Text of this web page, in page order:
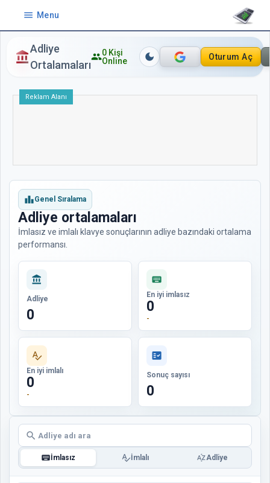
menu Menu
account_balance
Adliye
Ortalamaları
people0 Kişi
Online
dark_mode Oturum Aç
Reklam Alanı
leaderboardGenel Sıralama
Adliye ortalamaları
İmlasız ve imlalı klavye sonuçlarının adliye bazındaki ortalama
performansı.
account_balance
Adliye
0
keyboard
En iyi imlasız
0
-
spellcheck
En iyi imlalı
0
-
fact_check
Sonuç sayısı
0
search
keyboardİmlasız spellcheckİmlalı sort_by_alphaAdliye